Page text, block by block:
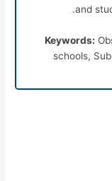
and
Keywords:
schools,